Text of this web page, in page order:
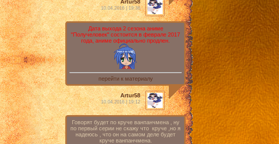
Artur58
10.04.2016 | 19:36
Дата выхода 2 сезона аниме
"Получеловек" состоится в феврале 2017
года, аниме официально продлен.
перейти к материалу
Artur58
10.04.2016 | 19:12
Говорят будет по круче ванпанчмена , ну
по первый серии не скажу что круче ,но я
надеюсь , что он на самом деле будет
круче ванпанчмена.